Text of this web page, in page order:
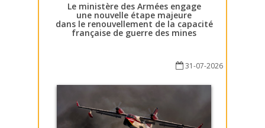
Le ministère des Armées engage
une nouvelle étape majeure
dans le renouvellement de la capacité
française de guerre des mines
31-07-2026